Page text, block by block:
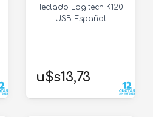
Teclado Logitech K120
USB Español
u$s13,73